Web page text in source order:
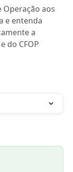
aos
e entenda
a
do CFOP